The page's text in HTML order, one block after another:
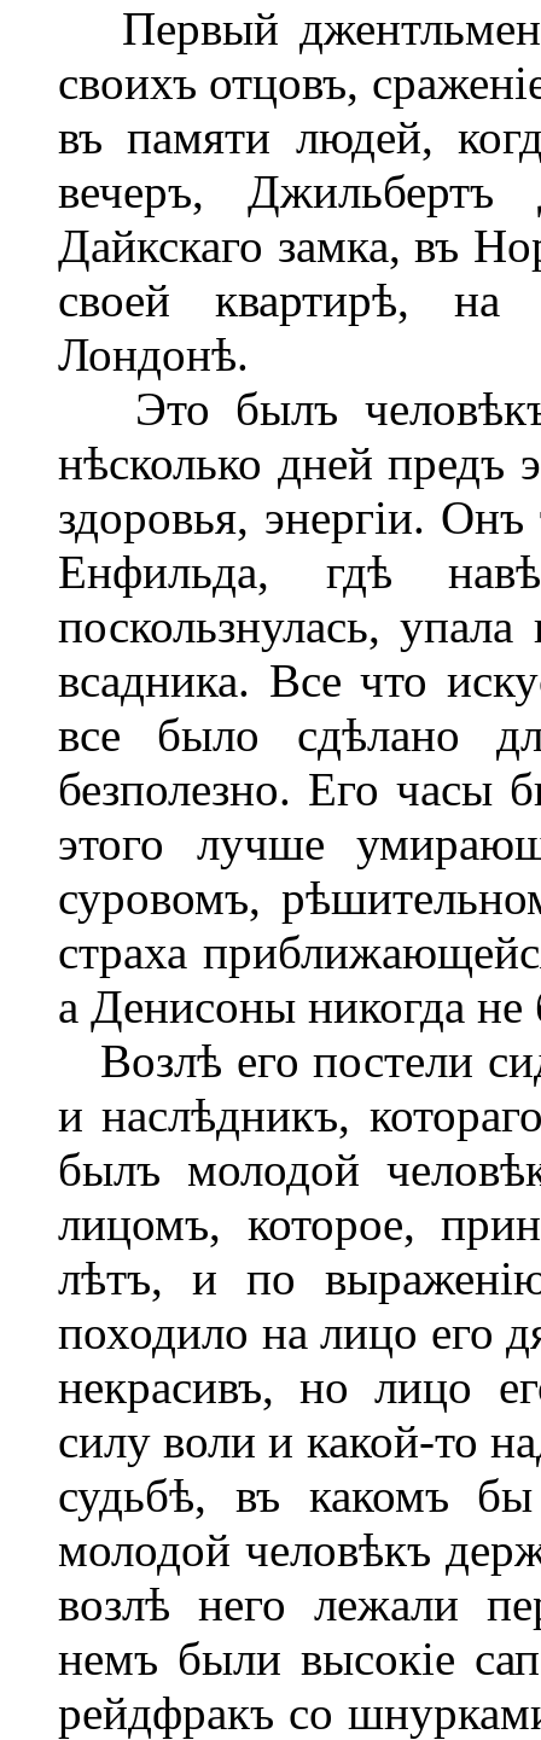
Первый
своихъ отцовъ,
въ памяти людей,
вечеръ, Джильбертъ
Дайкскаго замка, въ
своей квартирѣ, на
Лондонѣ.
Это былъ человѣкъ
нѣсколько дней
здоровья, энергіи.
Енфильда, гдѣ
поскользнулась,
всадника. Все что
все было сдѣлано
безполезно. Его часы
этого лучше
суровомъ,
страха
а Денисоны никогда не
Возлѣ его постели
и наслѣдникъ,
былъ молодой
лицомъ, которое,
лѣтъ, и по
походило на лицо его
некрасивъ, но лицо
силу воли и какой-то
судьбѣ, въ какомъ
молодой человѣкъ
возлѣ него лежали
немъ были высокіе
рейдфракъ со